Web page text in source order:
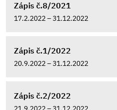
Zápis č.8/2021
17.2.2022 – 31.12.2022
Zápis č.1/2022
20.9.2022 – 31.12.2022
Zápis č.2/2022